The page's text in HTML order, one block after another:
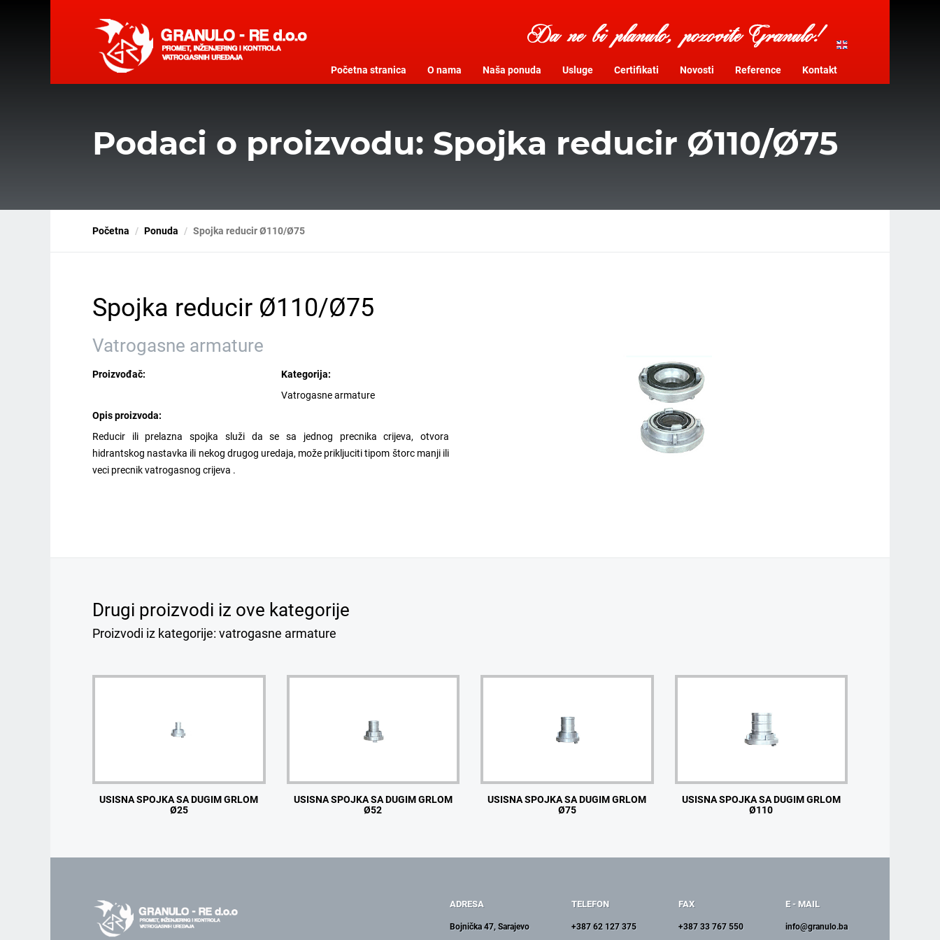
Početna stranica O nama Naša ponuda Usluge Certifikati Novosti Reference Kontakt
Podaci o proizvodu: Spojka reducir Ø110/Ø75
Početna Ponuda Spojka reducir Ø110/Ø75
Spojka reducir Ø110/Ø75
Vatrogasne armature
Proizvođač:
Kategorija:
Vatrogasne armature
Opis proizvoda:
Reducir ili prelazna spojka služi da se sa jednog precnika crijeva, otvora
hidrantskog nastavka ili nekog drugog uredaja, može prikljuciti tipom štorc manji ili
veci precnik vatrogasnog crijeva .
Drugi proizvodi iz ove kategorije
Proizvodi iz kategorije: vatrogasne armature
USISNA SPOJKA SA DUGIM GRLOM
Ø25
USISNA SPOJKA SA DUGIM GRLOM
Ø52
USISNA SPOJKA SA DUGIM GRLOM
Ø75
USISNA SPOJKA SA DUGIM GRLOM
Ø110
ADRESA
Bojnička 47, Sarajevo
TELEFON
+387 62 127 375
FAX
+387 33 767 550
E - MAIL
info@granulo.ba